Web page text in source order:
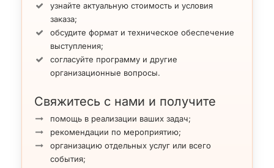
узнайте актуальную стоимость и условия
заказа;
обсудите формат и техническое обеспечение
выступления;
согласуйте программу и другие
организационные вопросы.
Свяжитесь с нами и получите
помощь в реализации ваших задач;
рекомендации по мероприятию;
организацию отдельных услуг или всего
события;